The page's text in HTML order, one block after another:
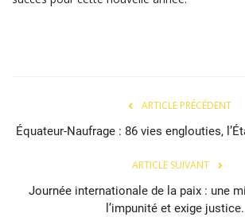
ARTICLE PRÉCÉDENT
Équateur-Naufrage : 86 vies englouties,
ARTICLE SUIVANT
Journée internationale de la paix : une
l’impunité et exige